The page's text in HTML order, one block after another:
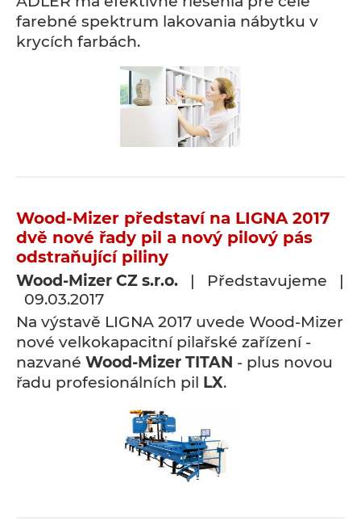
farebné spektrum lakovania nábytku v
krycích farbách.
Wood-Mizer představí na LIGNA 2017
dvě nové řady pil a nový pilový pás
odstraňující piliny
Wood-Mizer CZ s.r.o. | Představujeme |
09.03.2017
Na výstavě LIGNA 2017 uvede Wood-Mizer
nové velkokapacitní pilařské zařízení -
nazvané Wood-Mizer TITAN - plus novou
řadu profesionálních pil LX.